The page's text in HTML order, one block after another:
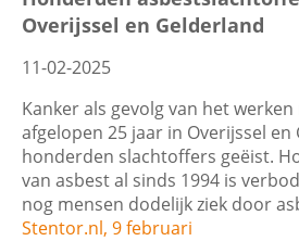
Overijssel en Gelderland
11-02-2025
Kanker als gevolg van het
afgelopen 25 jaar in Overijssel en
honderden slachtoffers geëist.
van asbest al sinds 1994 is
nog mensen dodelijk ziek door
Stentor.nl, 9 februari